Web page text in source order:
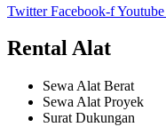
Twitter Facebook-fYoutube
Rental Alat
Sewa Alat Berat
Sewa Alat Proyek
Surat Dukungan